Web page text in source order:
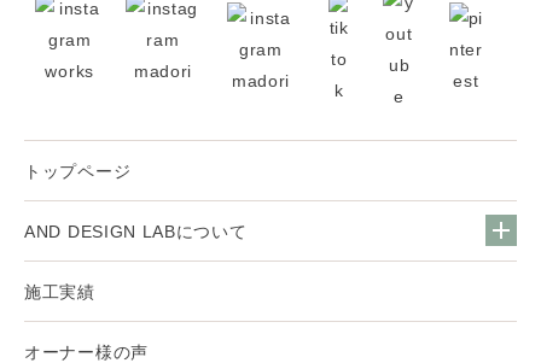
トップページ
AND DESIGN LABについて
施工実績
オーナー様の声